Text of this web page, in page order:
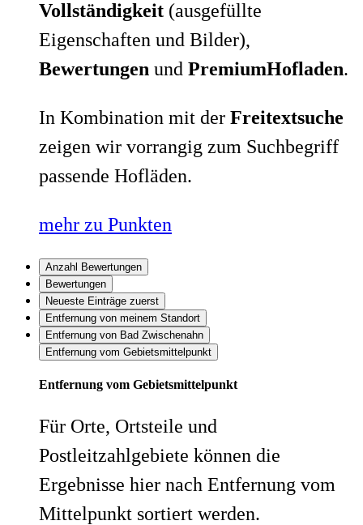
Vollständigkeit (ausgefüllte
Eigenschaften und Bilder),
Bewertungen und PremiumHofladen.
In Kombination mit der Freitextsuche
zeigen wir vorrangig zum Suchbegriff
passende Hofläden.
mehr zu Punkten
Anzahl Bewertungen
Bewertungen
Neueste Einträge zuerst
Entfernung von meinem Standort
Entfernung von Bad Zwischenahn
Entfernung vom Gebietsmittelpunkt
Entfernung vom Gebietsmittelpunkt
Für Orte, Ortsteile und
Postleitzahlgebiete können die
Ergebnisse hier nach Entfernung vom
Mittelpunkt sortiert werden.